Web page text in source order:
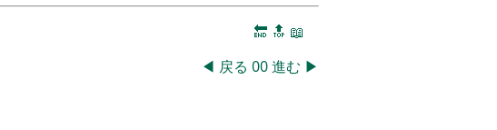
🔚 🔝 📖
◀ 戻る 00進む ▶